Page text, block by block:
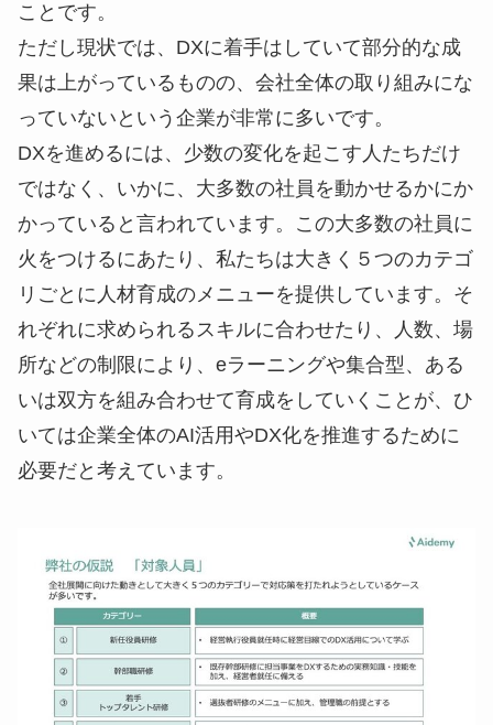
ことです。
ただし現状では、DXに着手はしていて部分的な成
果は上がっているものの、会社全体の取り組みにな
っていないという企業が非常に多いです。
DXを進めるには、少数の変化を起こす人たちだけ
ではなく、いかに、大多数の社員を動かせるかにか
かっていると言われています。この大多数の社員に
火をつけるにあたり、私たちは大きく５つのカテゴ
リごとに人材育成のメニューを提供しています。そ
れぞれに求められるスキルに合わせたり、人数、場
所などの制限により、eラーニングや集合型、ある
いは双方を組み合わせて育成をしていくことが、ひ
いては企業全体のAI活用やDX化を推進するために
必要だと考えています。